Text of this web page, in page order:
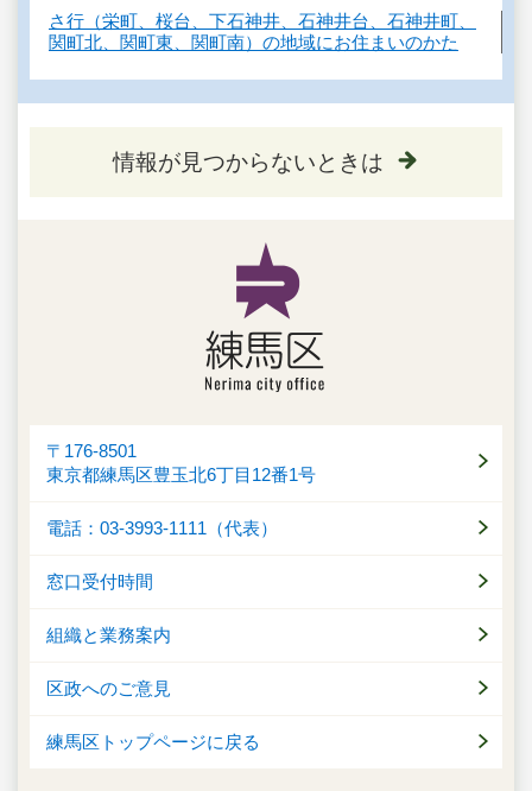
さ行（栄町、桜台、下石神井、石神井台、石神井町、
関町北、関町東、関町南）の地域にお住まいのかた
情報が見つからないときは
〒176-8501
東京都練馬区豊玉北6丁目12番1号
電話：03-3993-1111（代表）
窓口受付時間
組織と業務案内
区政へのご意見
練馬区トップページに戻る